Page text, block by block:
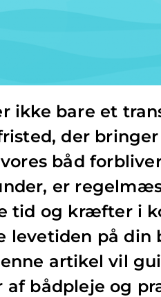
ikke bare et
der
båd
er
tid og kræfter i
levetiden på din
artikel vil
af bådpleje og